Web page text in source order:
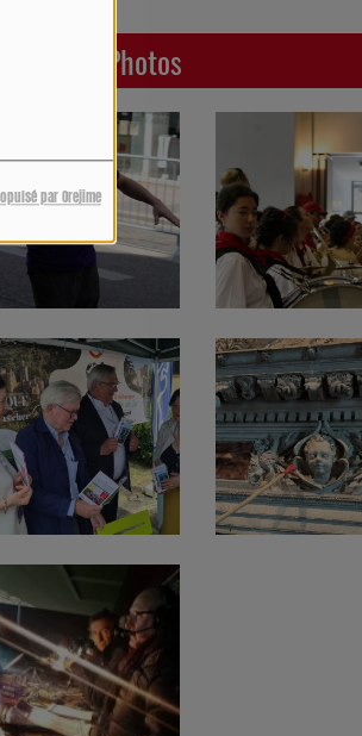
par Orejime
Dernières Photos